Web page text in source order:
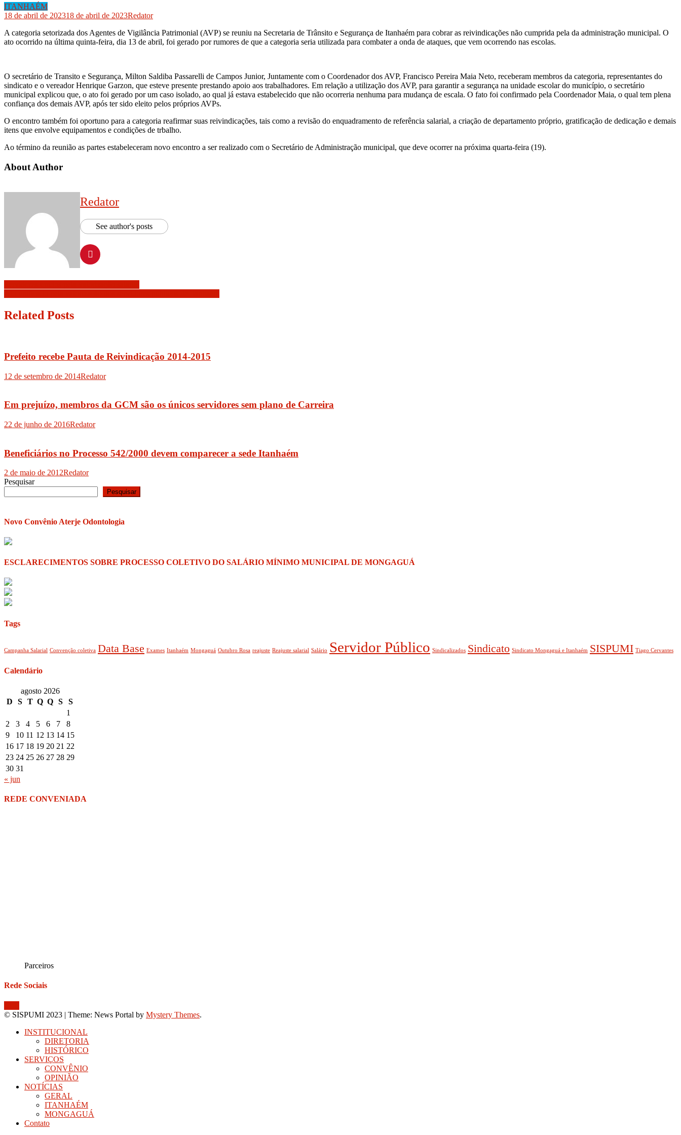
ITANHAÉM
18 de abril de 202318 de abril de 2023Redator
A categoria setorizada dos Agentes de Vigilância Patrimonial (AVP) se reuniu na Secretaria de Trânsito e Segurança de Itanhaém para cobrar as reivindicações não cumprida pela da administração municipal. O
ato ocorrido na última quinta-feira, dia 13 de abril, foi gerado por rumores de que a categoria seria utilizada para combater a onda de ataques, que vem ocorrendo nas escolas.
O secretário de Transito e Segurança, Milton Saldiba Passarelli de Campos Junior, Juntamente com o Coordenador dos AVP, Francisco Pereira Maia Neto, receberam membros da categoria, representantes do
sindicato e o vereador Henrique Garzon, que esteve presente prestando apoio aos trabalhadores. Em relação a utilização dos AVP, para garantir a segurança na unidade escolar do município, o secretário
municipal explicou que, o ato foi gerado por um caso isolado, ao qual já estava estabelecido que não ocorreria nenhuma para mudança de escala. O fato foi confirmado pela Coordenador Maia, o qual tem plena
confiança dos demais AVP, após ter sido eleito pelos próprios AVPs.
O encontro também foi oportuno para a categoria reafirmar suas reivindicações, tais como a revisão do enquadramento de referência salarial, a criação de departamento próprio, gratificação de dedicação e demais
itens que envolve equipamentos e condições de trbalho.
Ao término da reunião as partes estabeleceram novo encontro a ser realizado com o Secretário de Administração municipal, que deve ocorrer na próxima quarta-feira (19).
About Author
Redator
See author's posts
Navegação
de
Post
Related Posts
Prefeito recebe Pauta de Reivindicação 2014-2015
12 de setembro de 2014Redator
Em prejuízo, membros da GCM são os únicos servidores sem plano de Carreira
22 de junho de 2016Redator
Beneficiários no Processo 542/2000 devem comparecer a sede Itanhaém
2 de maio de 2012Redator
Pesquisar
Pesquisar
Novo Convênio Aterje Odontologia
ESCLARECIMENTOS SOBRE PROCESSO COLETIVO DO SALÁRIO MÍNIMO MUNICIPAL DE MONGAGUÁ
Tags
Campanha Salarial Convenção coletiva Data Base Exames Itanhaém Mongaguá Outubro Rosa reajuste Reajuste salarial Salário Servidor Público Sindicalizados Sindicato Sindicato Mongaguá e Itanhaém SISPUMI Tiago Cervantes
Calendário
agosto 2026
D
S T Q Q S
S
1
2
3 4 5 6 7
8
9
10 11 12 13 14 15
16 17 18 19 20 21 22
23 24 25 26 27 28 29
30 31
« jun
REDE CONVENIADA
Parceiros
Rede Sociais
© SISPUMI 2023 | Theme: News Portal by Mystery Themes.
INSTITUCIONAL
DIRETORIA
HISTÓRICO
SERVIÇOS
CONVÊNIO
OPINIÃO
NOTÍCIAS
GERAL
ITANHAÉM
MONGAGUÁ
Contato